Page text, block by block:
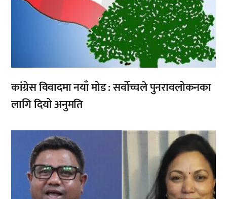
कांग्रेस विवादमा नयाँ मोड : सर्वोच्चले पुनरावलोकनका
लागि दियो अनुमति